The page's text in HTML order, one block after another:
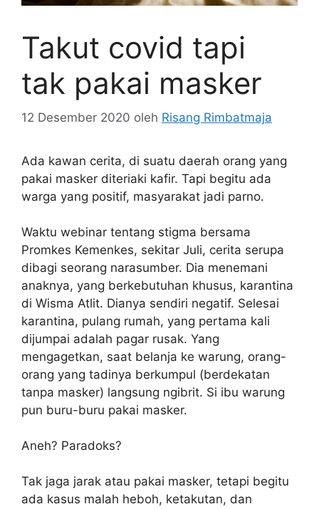
Takut covid tapi
tak pakai masker
12 Desember 2020 oleh Risang Rimbatmaja
Ada kawan cerita, di suatu daerah orang yang
pakai masker diteriaki kafir. Tapi begitu ada
warga yang positif, masyarakat jadi parno.
Waktu webinar tentang stigma bersama
Promkes Kemenkes, sekitar Juli, cerita serupa
dibagi seorang narasumber. Dia menemani
anaknya, yang berkebutuhan khusus, karantina
di Wisma Atlit. Dianya sendiri negatif. Selesai
karantina, pulang rumah, yang pertama kali
dijumpai adalah pagar rusak. Yang
mengagetkan, saat belanja ke warung, orang-
orang yang tadinya berkumpul (berdekatan
tanpa masker) langsung ngibrit. Si ibu warung
pun buru-buru pakai masker.
Aneh? Paradoks?
Tak jaga jarak atau pakai masker, tetapi begitu
ada kasus malah heboh, ketakutan, dan